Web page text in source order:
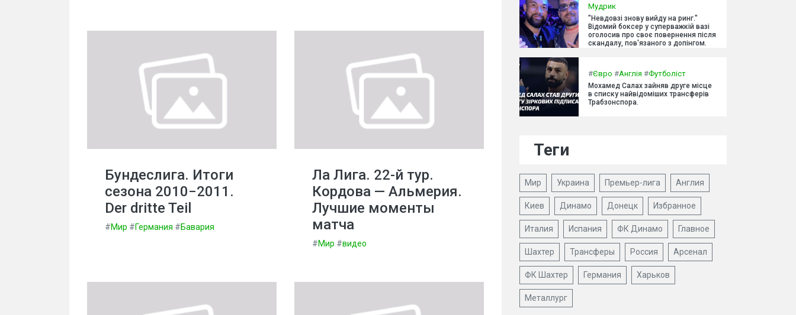
Бундеслига. Итоги
сезона 2010−2011.
Der dritte Teil
#Мир #Германия #Бавария
Ла Лига. 22-й тур.
Кордова — Альмерия.
Лучшие моменты
матча
#Мир #видео
Мудрик
"Невдовзі знову вийду на ринг."
Відомий боксер у суперважкій вазі
оголосив про своє повернення після
скандалу, пов'язаного з допінгом.
#Євро #Англія #Футболіст
Мохамед Салах зайняв друге місце
в списку найвідоміших трансферів
Трабзонспора.
Теги
Мир Украина Премьер-лига Англия
Киев Динамо Донецк Избранное
Италия Испания ФК Динамо Главное
Шахтер Трансферы Россия Арсенал
ФК Шахтер Германия Харьков
Металлург